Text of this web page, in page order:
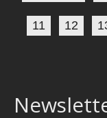
11 12